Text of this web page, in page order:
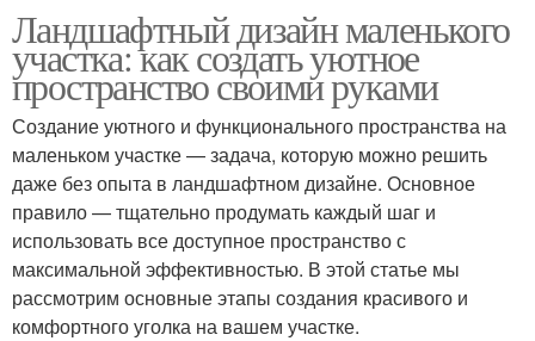
Ландшафтный дизайн маленького
участка: как создать уютное
пространство своими руками
Создание уютного и функционального пространства на
маленьком участке — задача, которую можно решить
даже без опыта в ландшафтном дизайне. Основное
правило — тщательно продумать каждый шаг и
использовать все доступное пространство с
максимальной эффективностью. В этой статье мы
рассмотрим основные этапы создания красивого и
комфортного уголка на вашем участке.